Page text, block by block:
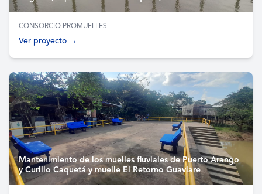
CONSORCIO PROMUELLES
Ver proyecto →
Mantenimiento de los muelles fluviales de Puerto Arango
y Curillo Caquetá y muelle El Retorno Guaviare